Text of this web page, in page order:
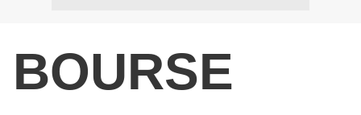
BOURSE